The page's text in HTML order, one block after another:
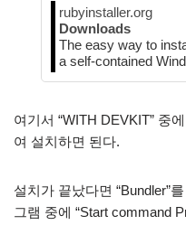
rubyinstaller.org
Downloads
The easy way to
a self-contained
여기서 “WITH DEVKIT” 중
여 설치하면 된다.
설치가 끝났다면 “Bundler”
그램 중에 “Start command